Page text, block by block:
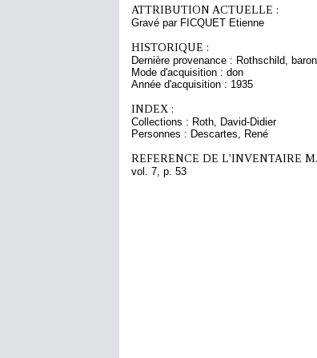
ATTRIBUTION ACTUELLE :
Gravé par FICQUET Etienne
HISTORIQUE :
Dernière provenance : Rothschild,
Mode d'acquisition : don
Année d'acquisition : 1935
INDEX :
Collections : Roth, David-Didier
Personnes : Descartes, René
REFERENCE DE L'INVENTAIRE
vol. 7, p. 53